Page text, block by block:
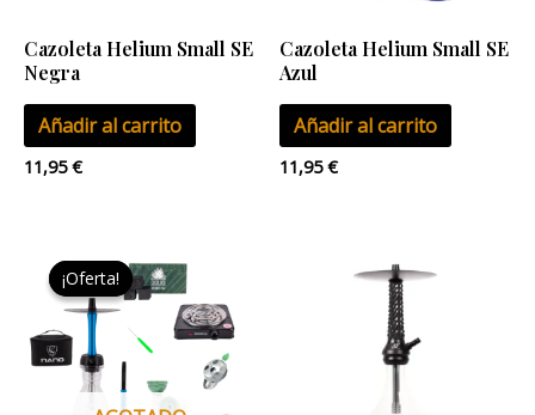
Cazoleta Helium Small SE
Negra
Añadir al carrito
11,95€
Cazoleta Helium Small SE
Azul
Añadir al carrito
11,95€
¡Oferta!
¡Oferta!